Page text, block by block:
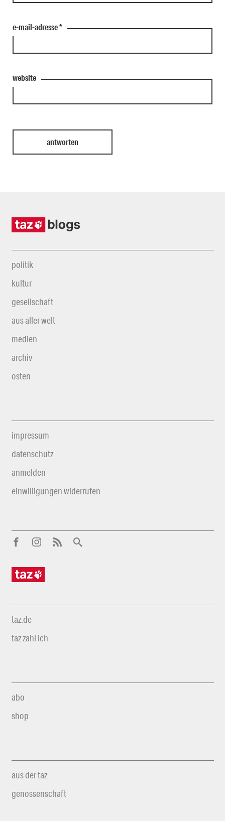
e-mail-adresse*
website
politik
kultur
gesellschaft
aus aller welt
medien
archiv
osten
impressum
datenschutz
anmelden
einwilligungen widerrufen
taz.de
taz zahl ich
abo
shop
aus der taz
genossenschaft